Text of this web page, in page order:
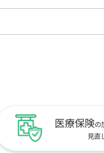
医療保険の
見直